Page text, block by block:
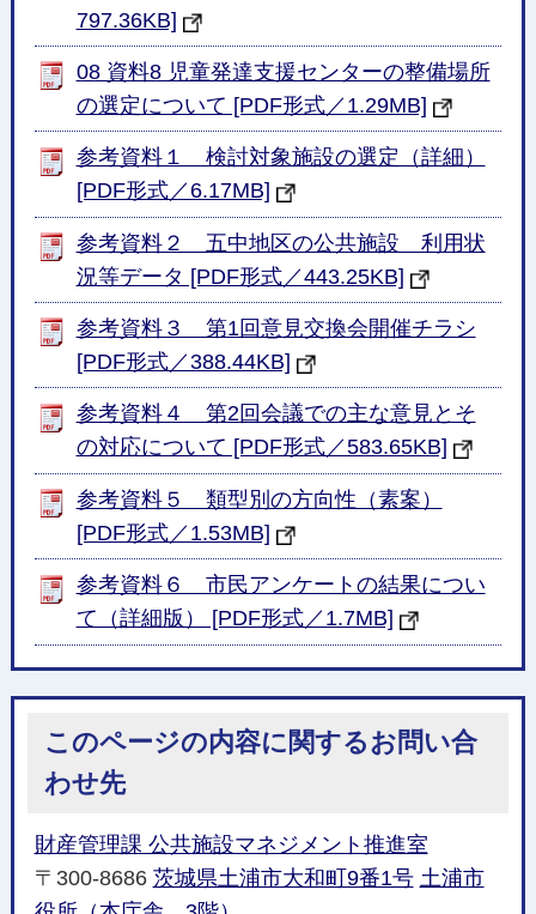
797.36KB]
08 資料8 児童発達支援センターの整備場所
の選定について [PDF形式／1.29MB]
参考資料１ 検討対象施設の選定（詳細）
[PDF形式／6.17MB]
参考資料２ 五中地区の公共施設 利用状
況等データ [PDF形式／443.25KB]
参考資料３ 第1回意見交換会開催チラシ
[PDF形式／388.44KB]
参考資料４ 第2回会議での主な意見とそ
の対応について [PDF形式／583.65KB]
参考資料５ 類型別の方向性（素案）
[PDF形式／1.53MB]
参考資料６ 市民アンケートの結果につい
て（詳細版） [PDF形式／1.7MB]
このページの内容に関するお問い合
わせ先
財産管理課 公共施設マネジメント推進室
〒300-8686 茨城県土浦市大和町9番1号 土浦市